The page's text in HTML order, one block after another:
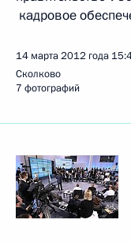
кадровое
14 марта 2012 года
Сколково
7 фотографий